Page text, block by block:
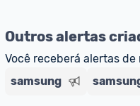
Outros alertas
Você receberá alertas
samsung